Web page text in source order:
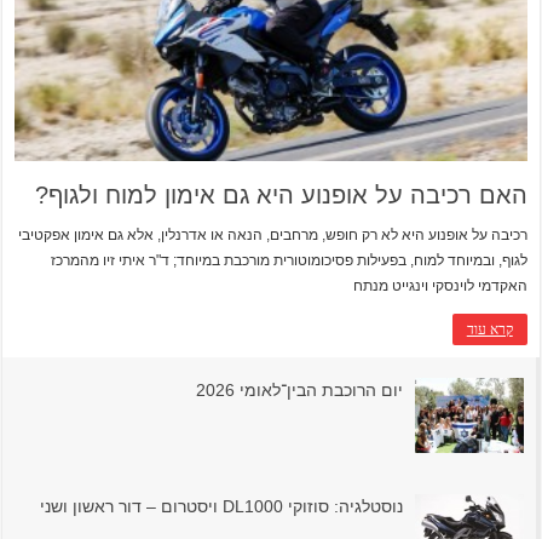
האם רכיבה על אופנוע היא גם אימון למוח ולגוף?
רכיבה על אופנוע היא לא רק חופש, מרחבים, הנאה או אדרנלין, אלא גם אימון אפקטיבי
לגוף, ובמיוחד למוח, בפעילות פסיכומוטורית מורכבת במיוחד; ד"ר איתי זיו מהמרכז
האקדמי לוינסקי וינגייט מנתח
קרא עוד
יום הרוכבת הבין־לאומי 2026
נוסטלגיה: סוזוקי DL1000 ויסטרום – דור ראשון ושני